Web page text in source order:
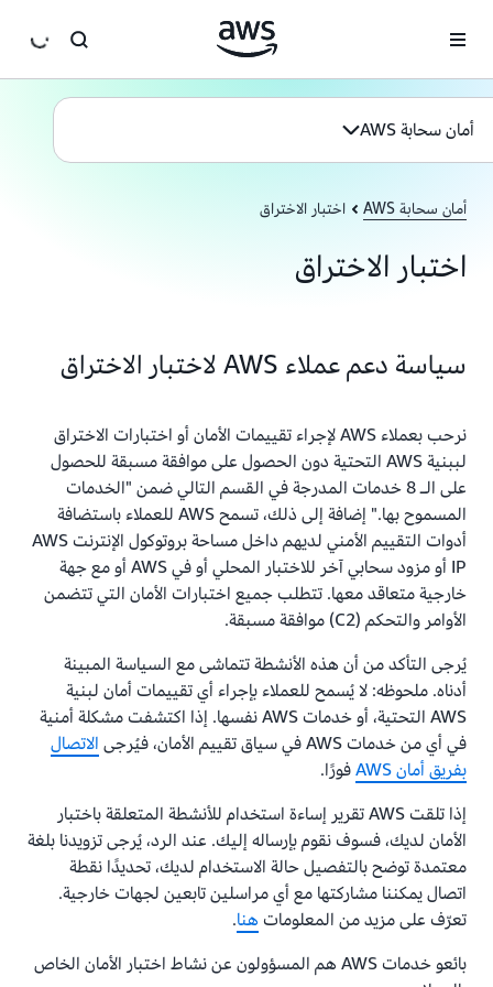
أمان سحابة AWS
أمان سحابة AWS اختبار الاختراق
اختبار الاختراق
سياسة دعم عملاء AWS لاختبار الاختراق
نرحب بعملاء AWS لإجراء تقييمات الأمان أو اختبارات الاختراق
لببنية AWS التحتية دون الحصول على موافقة مسبقة للحصول
على الـ 8 خدمات المدرجة في القسم التالي ضمن "الخدمات
المسموح بها." إضافة إلى ذلك، تسمح AWS للعملاء باستضافة
أدوات التقييم الأمني لديهم داخل مساحة بروتوكول الإنترنت AWS
IP أو مزود سحابي آخر للاختبار المحلي أو في AWS أو مع جهة
خارجية متعاقد معها. تتطلب جميع اختبارات الأمان التي تتضمن
الأوامر والتحكم (C2) موافقة مسبقة.
يُرجى التأكد من أن هذه الأنشطة تتماشى مع السياسة المبينة
أدناه. ملحوظه: لا يُسمح للعملاء بإجراء أي تقييمات أمان لبنية
AWS التحتية، أو خدمات AWS نفسها. إذا اكتشفت مشكلة أمنية
في أي من خدمات AWS في سياق تقييم الأمان، فيُرجى
الاتصال
بفريق أمان AWS
فورًا.
إذا تلقت AWS تقرير إساءة استخدام للأنشطة المتعلقة باختبار
الأمان لديك، فسوف نقوم بإرساله إليك. عند الرد، يُرجى تزويدنا بلغة
معتمدة توضح بالتفصيل حالة الاستخدام لديك، تحديدًا نقطة
اتصال يمكننا مشاركتها مع أي مراسلين تابعين لجهات خارجية.
تعرّف على مزيد من المعلومات هنا.
بائعو خدمات AWS هم المسؤولون عن نشاط اختبار الأمان الخاص